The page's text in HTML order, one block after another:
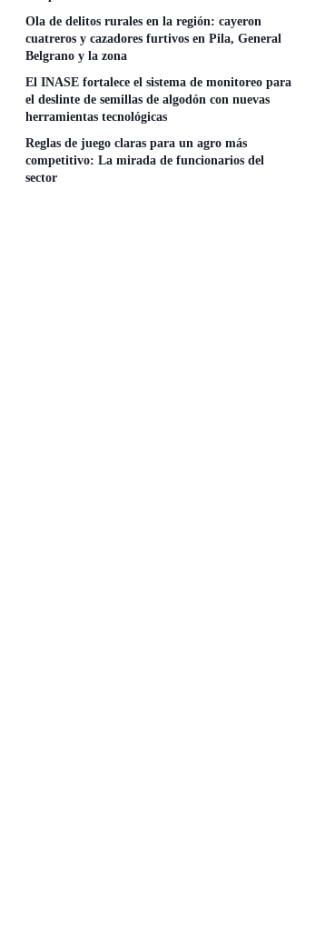
Ola de delitos rurales en la región: cayeron
cuatreros y cazadores furtivos en Pila, General
Belgrano y la zona
El INASE fortalece el sistema de monitoreo para
el deslinte de semillas de algodón con nuevas
herramientas tecnológicas
Reglas de juego claras para un agro más
competitivo: La mirada de funcionarios del
sector